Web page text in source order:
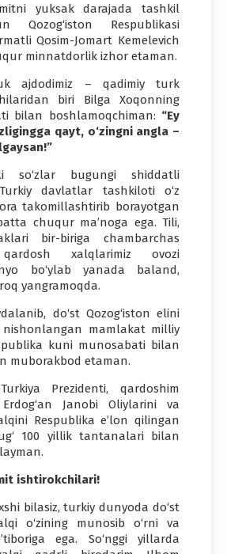
yuksak darajada tashkil
Qozog‘iston Respublikasi
Qosim-Jomart Kemelevich
minnatdorlik izhor etaman.
ajdodimiz – qadimiy turk
biri Bilga Xoqonning
bilan boshlamoqchiman: “Ey
qayt, o‘zingni angla –
so‘zlar bugungi shiddatli
davlatlar tashkiloti o‘z
takomillashtirib borayotgan
chuqur ma’noga ega. Tili,
bir-biriga chambarchas
qardosh xalqlarimiz ovozi
bo‘ylab yanada baland,
yangramoqda.
do‘st Qozog‘iston elini
mamlakat milliy
kuni munosabati bilan
muborakbod etaman.
Prezidenti, qardoshim
Janobi Oliylarini va
Respublika e’lon qilingan
100 yillik tantanalari bilan
ishtirokchilari!
bilasiz, turkiy dunyoda do‘st
o‘zining munosib o‘rni va
ega. So‘nggi yillarda